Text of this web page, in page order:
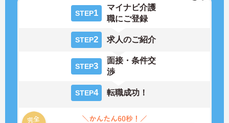
STEP1
マイナビ介護
職にご登録
STEP2 求人のご紹介
STEP3
面接・条件交
渉
STEP4 転職成功！